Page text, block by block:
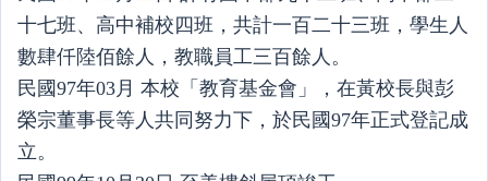
十七班、高中補校四班，共計一百二十三班，學生人
數肆仟陸佰餘人，教職員工三百餘人。
民國97年03月 本校「教育基金會」，在黃校長與彭
榮宗董事長等人共同努力下，於民國97年正式登記成
立。